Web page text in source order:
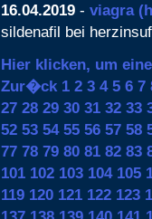
16.04.2019 - viagra
sildenafil bei
Hier klicken, um
Zur�ck 1 2 3 4 5 6 7
27 28 29 30 31 32 33
52 53 54 55 56 57 58
77 78 79 80 81 82 83
101 102 103 104 105
119 120 121 122 123